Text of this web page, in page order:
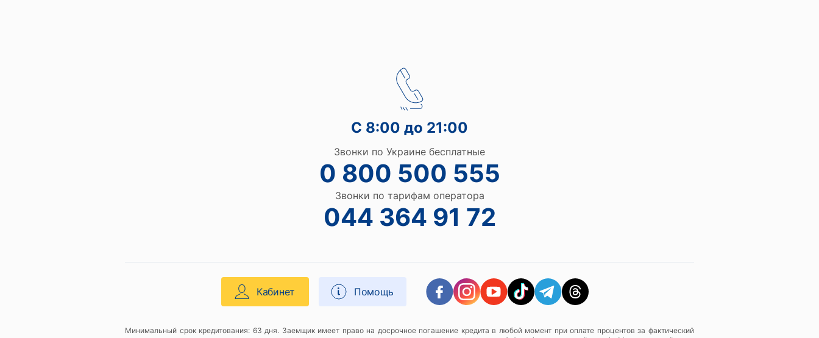
С 8:00 до 21:00
Звонки по Украине бесплатные
0 800 500 555
Звонки по тарифам оператора
044 364 91 72
Кабинет Помощь
Минимальный срок кредитования: 63 дня. Заемщик имеет право на досрочное погашение кредита в любой момент при оплате процентов за фактический